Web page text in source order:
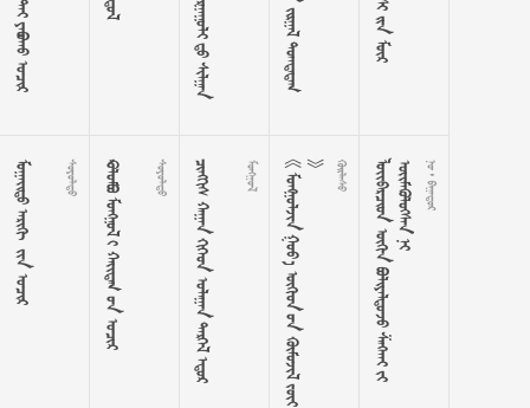

    
      
      






























    












































